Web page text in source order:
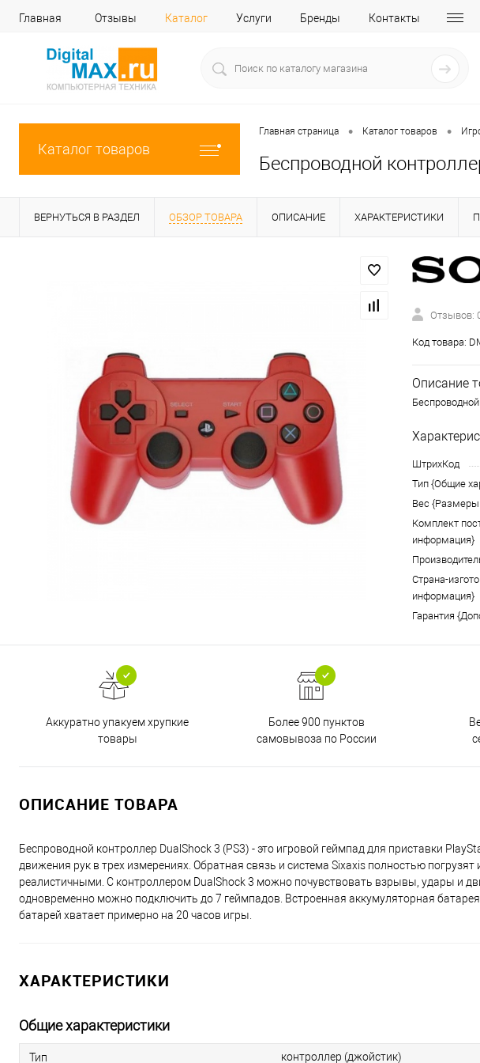
Главная Отзывы Каталог Услуги Бренды Контакты
Каталог товаров
Главная страница • Каталог товаров •
Беспроводной
ВЕРНУТЬСЯ В РАЗДЕЛ ОБЗОР ТОВАРА ОПИСАНИЕ ХАРАКТЕРИСТИКИ
Отзывов:
Код товара:
Описание
ШтрихКод
Тип {Общие
Вес {Размеры
Комплект
информация}
Страна-
информация}
Гарантия
Аккуратно упакуем хрупкие
товары
Более 900 пунктов
самовывоза по России
ОПИСАНИЕ ТОВАРА
Беспроводной контроллер DualShock 3 (PS3) - это игровой геймпад для приставки
движения рук в трех измерениях. Обратная связь и система Sixaxis полностью
реалистичными. С контроллером DualShock 3 можно почувствовать взрывы, удары и
одновременно можно подключить до 7 геймпадов. Встроенная аккумуляторная
батарей хватает примерно на 20 часов игры.
ХАРАКТЕРИСТИКИ
Общие характеристики
Тип контроллер (джойстик)